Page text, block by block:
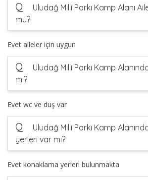
Q
Uludağ Milli Parkı Kamp Alanı
mu?
Evet aileler için uygun
Q
Uludağ Milli Parkı Kamp
mı?
Evet wc ve duş var
Q
Uludağ Milli Parkı Kamp
yerleri var mı?
Evet konaklama yerleri bulunmakta